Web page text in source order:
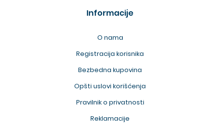
Informacije
O nama
Registracija korisnika
Bezbedna kupovina
Opšti uslovi korišćenja
Pravilnik o privatnosti
Reklamacije